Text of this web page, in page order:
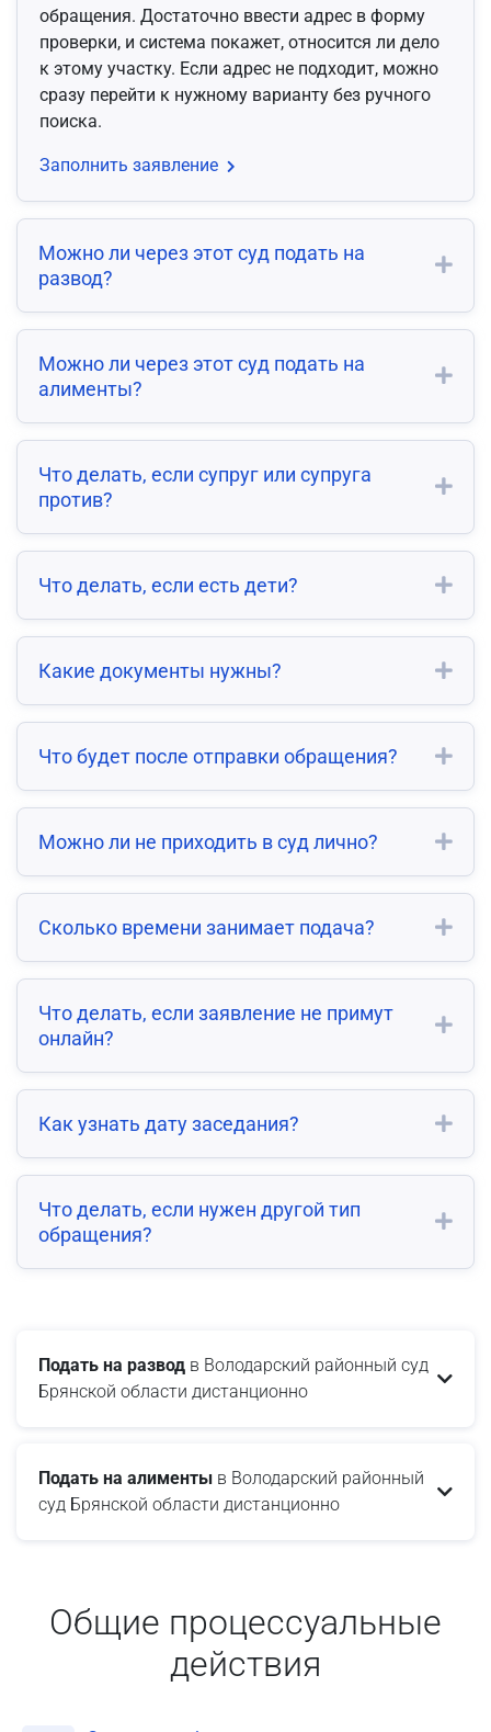
обращения. Достаточно ввести адрес в форму
проверки, и система покажет, относится ли дело
к этому участку. Если адрес не подходит, можно
сразу перейти к нужному варианту без ручного
поиска.
Заполнить заявление
Можно ли через этот суд подать на
развод?
Можно ли через этот суд подать на
алименты?
Что делать, если супруг или супруга
против?
Что делать, если есть дети?
Какие документы нужны?
Что будет после отправки обращения?
Можно ли не приходить в суд лично?
Сколько времени занимает подача?
Что делать, если заявление не примут
онлайн?
Как узнать дату заседания?
Что делать, если нужен другой тип
обращения?
Подать на развод в Володарский районный суд
Брянской области дистанционно
Подать на алименты в Володарский районный
суд Брянской области дистанционно
Общие процессуальные
действия